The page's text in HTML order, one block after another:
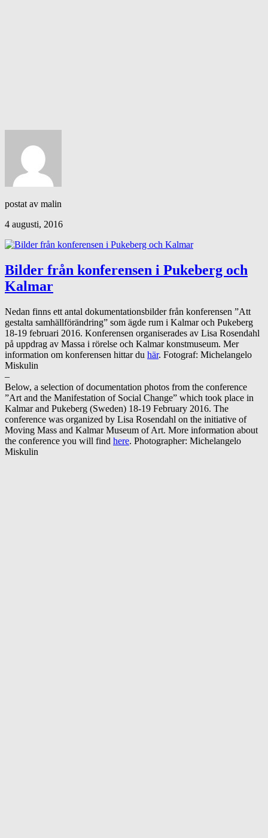
postat av malin
4 augusti, 2016
Bilder från konferensen i Pukeberg och
Kalmar
Nedan finns ett antal dokumentationsbilder från konferensen ”Att
gestalta samhällförändring” som ägde rum i Kalmar och Pukeberg
18-19 februari 2016. Konferensen organiserades av Lisa Rosendahl
på uppdrag av Massa i rörelse och Kalmar konstmuseum. Mer
information om konferensen hittar du här. Fotograf: Michelangelo
Miskulin
–
Below, a selection of documentation photos from the conference
”Art and the Manifestation of Social Change” which took place in
Kalmar and Pukeberg (Sweden) 18-19 February 2016. The
conference was organized by Lisa Rosendahl on the initiative of
Moving Mass and Kalmar Museum of Art. More information about
the conference you will find here. Photographer: Michelangelo
Miskulin